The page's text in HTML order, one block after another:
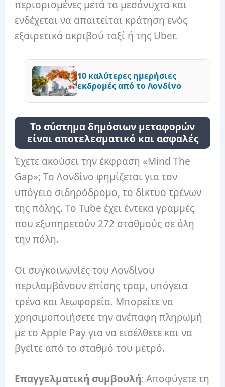
περιορισμένες μετά τα μεσάνυχτα και
ενδέχεται να απαιτείται κράτηση ενός
εξαιρετικά ακριβού ταξί ή της Uber.
10 καλύτερες ημερήσιες
εκδρομές από το Λονδίνο
Το σύστημα δημόσιων μεταφορών
είναι αποτελεσματικό και ασφαλές
Έχετε ακούσει την έκφραση «Mind The
Gap»; Το Λονδίνο φημίζεται για τον
υπόγειο σιδηρόδρομο, το δίκτυο τρένων
της πόλης. Το Tube έχει έντεκα γραμμές
που εξυπηρετούν 272 σταθμούς σε όλη
την πόλη.
Οι συγκοινωνίες του Λονδίνου
περιλαμβάνουν επίσης τραμ, υπόγεια
τρένα και λεωφορεία. Μπορείτε να
χρησιμοποιήσετε την ανέπαφη πληρωμή
με το Apple Pay για να εισέλθετε και να
βγείτε από το σταθμό του μετρό.
Επαγγελματική συμβουλή: Αποφύγετε τη